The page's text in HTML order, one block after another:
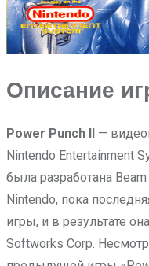
Описание
Power Punch II —
Nintendo Entertainment
была разработана
Nintendo, пока
игры, и в результате
Softworks Corp.